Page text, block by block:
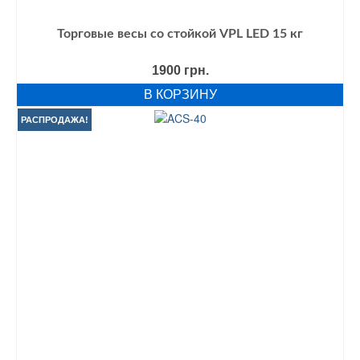
Торговые весы со стойкой VPL LED 15 кг
1900 грн.
В КОРЗИНУ
РАСПРОДАЖА!